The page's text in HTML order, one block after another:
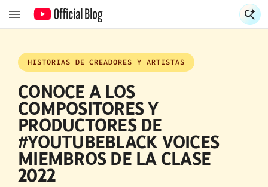
HISTORIAS DE CREADORES Y ARTISTAS
CONOCE A LOS
COMPOSITORES Y
PRODUCTORES DE
#YOUTUBEBLACK VOICES
MIEMBROS DE LA CLASE
2022